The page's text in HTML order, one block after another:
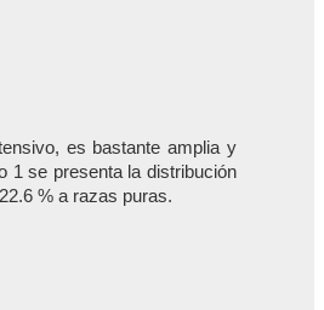
es bastante amplia y
1 se presenta la distribución
% a razas puras.